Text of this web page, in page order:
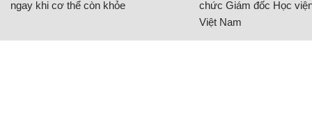
ngay khi cơ thể còn khỏe
chức Giám đốc Học
Việt Nam